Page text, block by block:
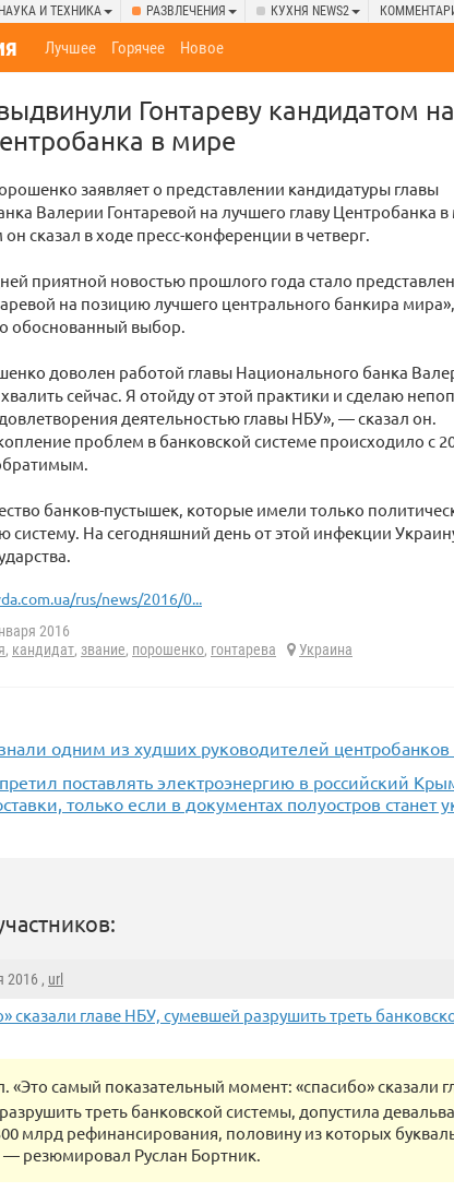
НАУКА И ТЕХНИКА РАЗВЛЕЧЕНИЯ КУХНЯ NEWS2
Лучшее Горячее Новое
Гонтареву кандидатом
в мире
заявляет о представлении кандидатуры главы
Валерии Гонтаревой на лучшего главу Центробанка
он сказал в ходе пресс-конференции в четверг.
приятной новостью прошлого года стало
на позицию лучшего центрального банкира
обоснованный выбор.
доволен работой главы Национального банка
сейчас. Я отойду от этой практики и сделаю
деятельностью главы НБУ», — сказал он.
проблем в банковской системе происходило с
банков-пустышек, которые имели только
систему. На сегодняшний день от этой инфекции
rus/news/2016/0...
2016
, кандидат, звание, порошенко, гонтарева
Украина
одним из худших руководителей
поставлять электроэнергию в российский
только если в документах полуостров станет
2016 , url
сказали главе НБУ, сумевшей разрушить треть
«Это самый показательный момент: «спасибо» сказали
треть банковской системы, допустила
млрд рефинансирования, половину из которых
— резюмировал Руслан Бортник.